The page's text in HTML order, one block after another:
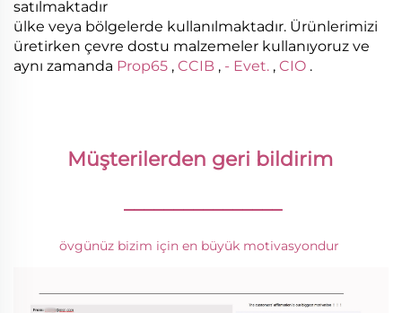
satılmaktadır
ülke veya bölgelerde kullanılmaktadır. Ürünlerimizi
üretirken çevre dostu malzemeler kullanıyoruz ve
aynı zamanda Prop65 , CCIB , - Evet. , CIO .
Müşterilerden geri bildirim
________________
övgünüz bizim için en büyük motivasyondur